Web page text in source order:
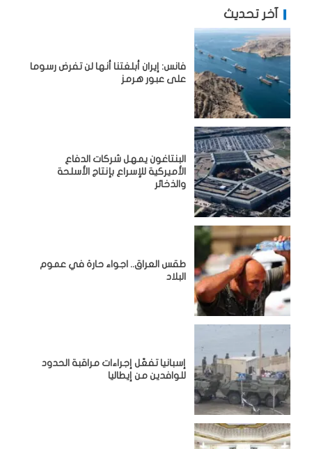
آخر تحديث
فانس: إيران أبلغتنا أنها لن تفرض رسوما
على عبور هرمز
البنتاغون يمهل شركات الدفاع
الأميركية للإسراع بإنتاج الأسلحة
والذخائر
طقس العراق.. اجواء حارة في عموم
البلاد
إسبانيا تفعّل إجراءات مراقبة الحدود
للوافدين من إيطاليا